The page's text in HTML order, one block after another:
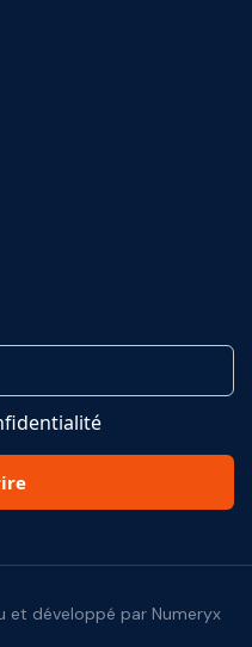
et développé par Numeryx